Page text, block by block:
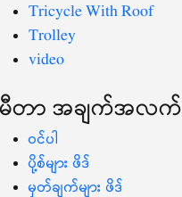
Tricycle With Roof
Trolley
video
မီတာ အချက်အလက်
ဝင်ပါ
ပို့စ်များ ဖိဒ်
မှတ်ချက်များ ဖိဒ်